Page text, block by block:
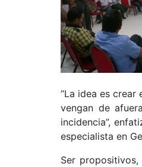
“La idea es
vengan de
incidencia”,
especialista en
Ser